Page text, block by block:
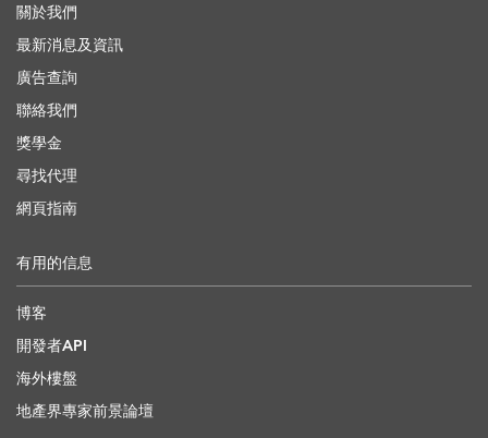
關於我們
最新消息及資訊
廣告查詢
聯絡我們
獎學金
尋找代理
網頁指南
有用的信息
博客
開發者API
海外樓盤
地產界專家前景論壇